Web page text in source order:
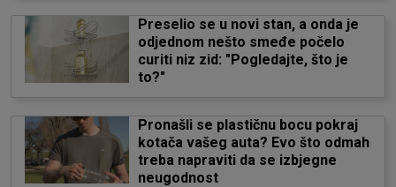
Preselio se u novi stan, a onda je
odjednom nešto smeđe počelo
curiti niz zid: "Pogledajte, što je
to?"
Pronašli se plastičnu bocu pokraj
kotača vašeg auta? Evo što odmah
treba napraviti da se izbjegne
neugodnost